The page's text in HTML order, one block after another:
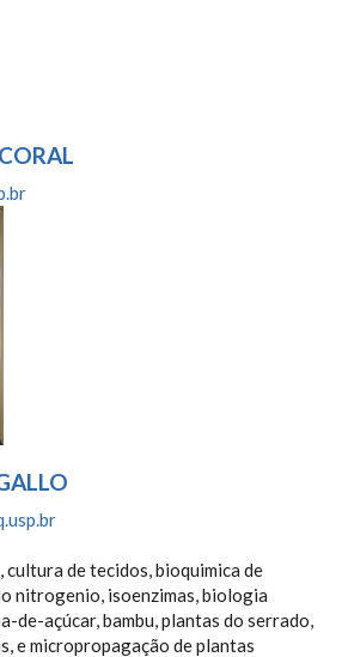
cultura de tecidos, bioquimica de
nitrogenio, isoenzimas, biologia
de-açúcar, bambu, plantas do serrado,
e micropropagação de plantas